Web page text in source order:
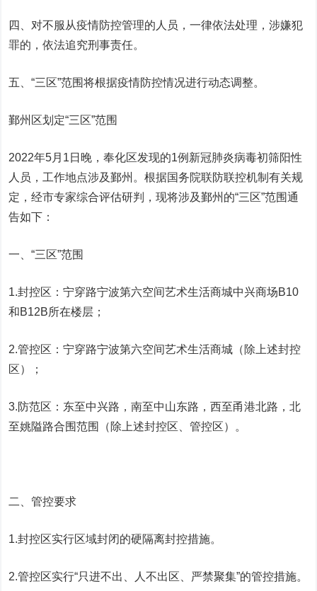
四、对不服从疫情防控管理的人员，一律依法处理，涉嫌犯
罪的，依法追究刑事责任。
五、“三区”范围将根据疫情防控情况进行动态调整。
鄞州区划定“三区”范围
2022年5月1日晚，奉化区发现的1例新冠肺炎病毒初筛阳性
人员，工作地点涉及鄞州。根据国务院联防联控机制有关规
定，经市专家综合评估研判，现将涉及鄞州的“三区”范围通
告如下：
一、“三区”范围
1.封控区：宁穿路宁波第六空间艺术生活商城中兴商场B10
和B12B所在楼层；
2.管控区：宁穿路宁波第六空间艺术生活商城（除上述封控
区）；
3.防范区：东至中兴路，南至中山东路，西至甬港北路，北
至姚隘路合围范围（除上述封控区、管控区）。
二、管控要求
1.封控区实行区域封闭的硬隔离封控措施。
2.管控区实行“只进不出、人不出区、严禁聚集”的管控措施。